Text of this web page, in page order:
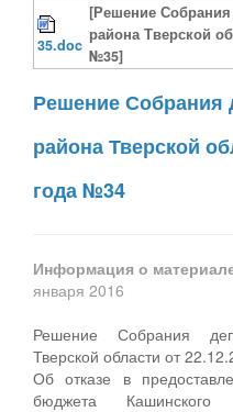
35.doc
[Решение Собрания
района Тверской
№35]
Решение Собрания
района Тверской
года №34
Информация о
января 2016
Решение Собрания
Тверской области от
Об отказе в
бюджета